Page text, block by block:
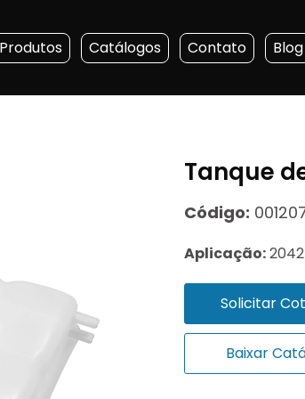
Produtos Catálogos Contato Blog
Tanque
Código:
Aplicação:
Solicitar
Baixar